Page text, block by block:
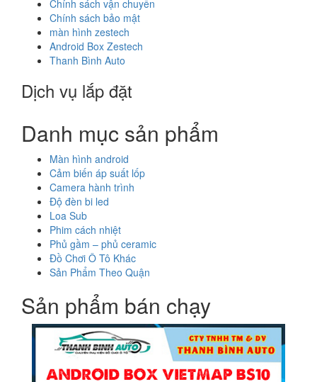
Chính sách vận chuyển
Chính sách bảo mật
màn hình zestech
Android Box Zestech
Thanh Bình Auto
Dịch vụ lắp đặt
Danh mục sản phẩm
Màn hình android
Cảm biến áp suất lốp
Camera hành trình
Độ đèn bi led
Loa Sub
Phim cách nhiệt
Phủ gầm – phủ ceramic
Đồ Chơi Ô Tô Khác
Sản Phẩm Theo Quận
Sản phẩm bán chạy